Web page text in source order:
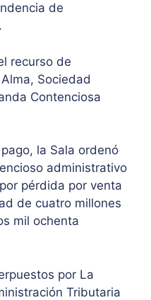
de
recurso de
Sociedad
Contenciosa
la Sala ordenó
administrativo
pérdida por venta
de cuatro millones
mil ochenta
por La
Tributaria